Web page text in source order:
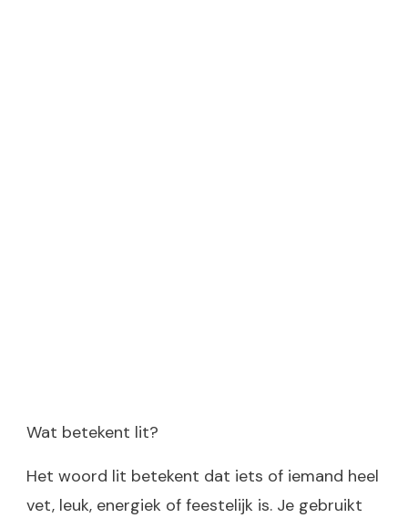
Wat betekent lit?
Het woord lit betekent dat iets of iemand heel
vet, leuk, energiek of feestelijk is. Je gebruikt